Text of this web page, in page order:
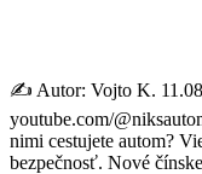
✍️ Autor: Vojto K.
youtube.com/
nimi cestujete autom?
bezpečnosť. Nové